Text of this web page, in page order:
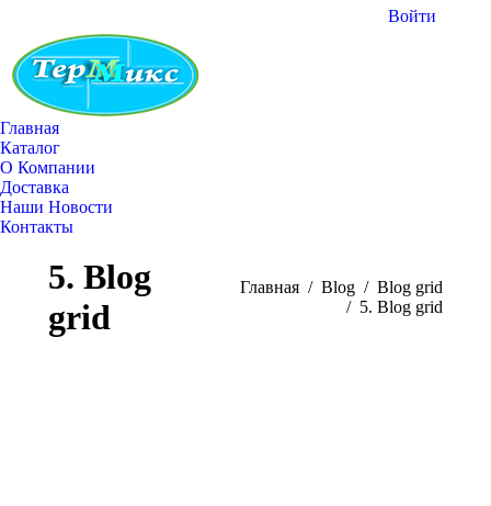
Войти
Главная
Каталог
О Компании
Доставка
Наши Новости
Контакты
5. Blog
grid
Вы здесь:Главная Blog
Blog grid
5. Blog grid